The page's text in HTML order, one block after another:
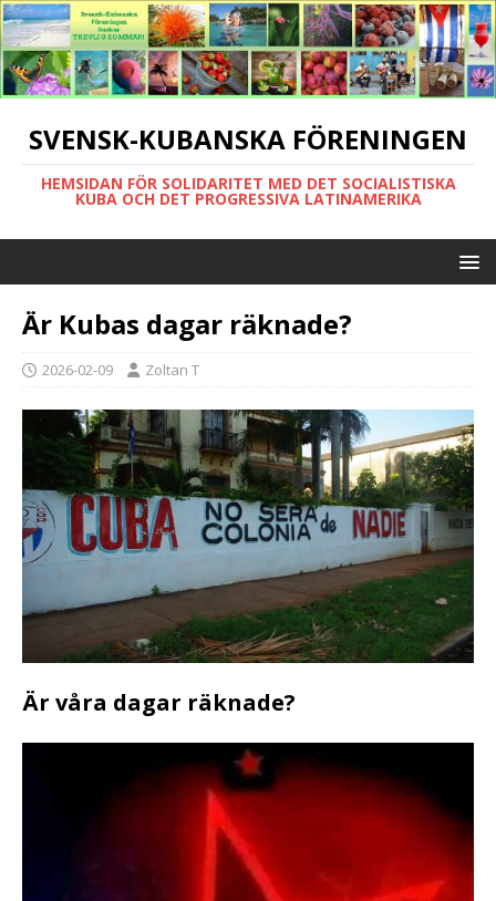
SVENSK-KUBANSKA FÖRENINGEN
HEMSIDAN FÖR SOLIDARITET MED DET SOCIALISTISKA
KUBA OCH DET PROGRESSIVA LATINAMERIKA
Är Kubas dagar räknade?
2026-02-09 Zoltan T
Är våra dagar räknade?